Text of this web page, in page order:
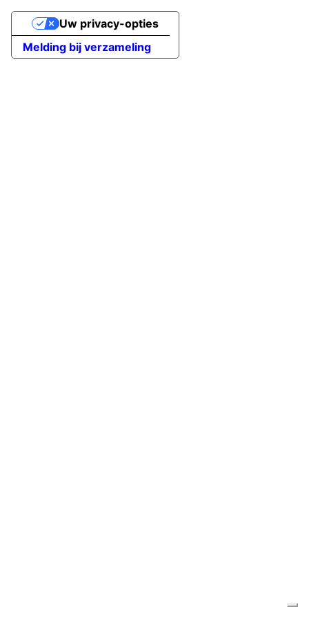
Melding bij verzameling
Uw privacy-opties